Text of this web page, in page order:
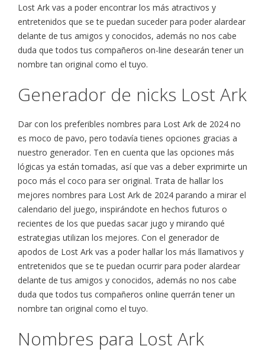
Lost Ark vas a poder encontrar los más atractivos y
entretenidos que se te puedan suceder para poder alardear
delante de tus amigos y conocidos, además no nos cabe
duda que todos tus compañeros on-line desearán tener un
nombre tan original como el tuyo.
Generador de nicks Lost Ark
Dar con los preferibles nombres para Lost Ark de 2024 no
es moco de pavo, pero todavía tienes opciones gracias a
nuestro generador. Ten en cuenta que las opciones más
lógicas ya están tomadas, así que vas a deber exprimirte un
poco más el coco para ser original. Trata de hallar los
mejores nombres para Lost Ark de 2024 parando a mirar el
calendario del juego, inspirándote en hechos futuros o
recientes de los que puedas sacar jugo y mirando qué
estrategias utilizan los mejores. Con el generador de
apodos de Lost Ark vas a poder hallar los más llamativos y
entretenidos que se te puedan ocurrir para poder alardear
delante de tus amigos y conocidos, además no nos cabe
duda que todos tus compañeros online querrán tener un
nombre tan original como el tuyo.
Nombres para Lost Ark